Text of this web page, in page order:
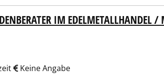
IM EDELMETALLHANDEL /
Keine Angabe